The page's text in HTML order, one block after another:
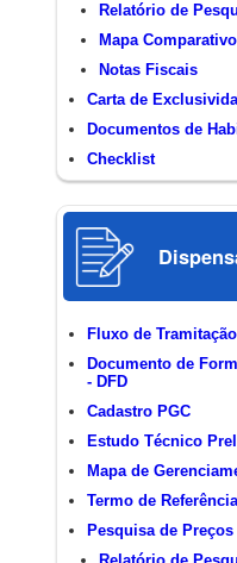
Relatório de
Mapa
Notas Fiscais
Carta de
Documentos de
Checklist
Fluxo de
Documento de
- DFD
Cadastro PGC
Estudo Técnico
Mapa de
Termo de
Pesquisa de Preços